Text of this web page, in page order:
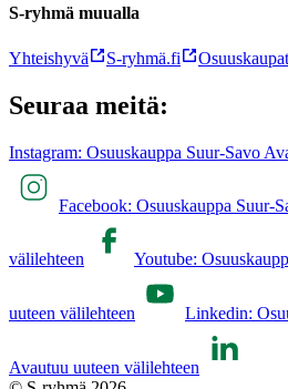
S-ryhmä muualla
Yhteishyvä S-ryhmä.fi Osuuskaupat
Seuraa meitä:
Instagram: Osuuskauppa Suur-Savo
Facebook: Osuuskauppa Suur-
välilehteen Youtube:
uuteen välilehteen Linkedin:
Avautuu uuteen välilehteen